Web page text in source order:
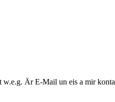
Är E-Mail un eis a mir